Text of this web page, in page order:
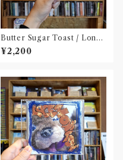
Butter Sugar Toast / Long
Play I(CD)
¥2,200